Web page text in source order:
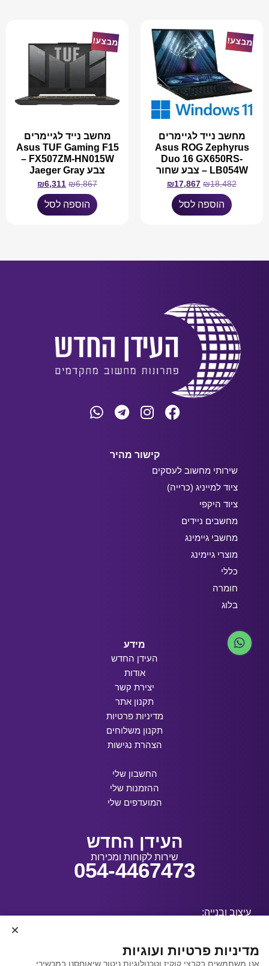
מבצע!
מחשב נייד לגיימרים
Asus ROG Zephyrus
Duo 16 GX650RS-
LB054W – צבע שחור
₪18,482
₪17,867
הוספה לסל
מבצע!
מחשב נייד לגיימרים
Asus TUF Gaming F15
FX507ZM-HN015W –
צבע Jaeger Gray
₪6,867
₪6,311
הוספה לסל
קישור מהיר
שירותי מחשוב לעסקים
ציוד למייניג (כרייה)
ציוד היקפי
מחשבים ניידים
מחשבי גיימינג
מוצרי גיימינג
כללי
חומרה
בלוג
מידע
העידן החדש
אודות
יצירת קשר
תקנון אתר
מדיניות פרטיות
תקנון משלוחים
הצהרת נגישות
החשבון שלי
ההזמנות שלי
המועדפים שלי
העידן החדש
שירות לקוחות ומכירות
054-4467473
עיצוב ובנייה:
מדיניות פרטיות ועוגיות
אנו משתמשים בקבצי קוקיז וטכנולוגיות ניטור שיאוחסנו במכשירי